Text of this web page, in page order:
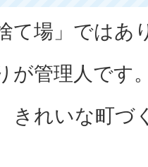
て場」ではあ
が管理人です
きれいな町づ